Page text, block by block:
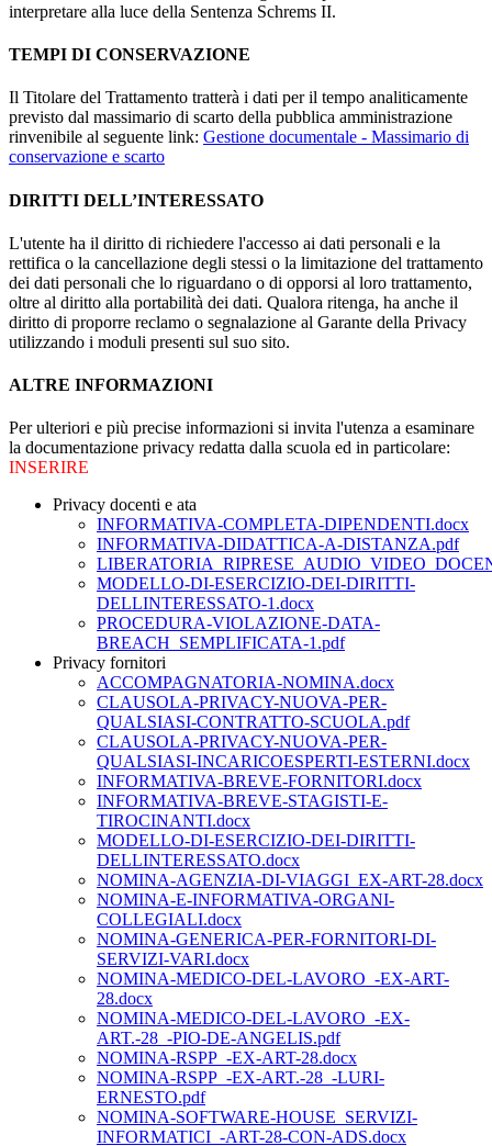
interpretare alla luce della Sentenza Schrems II.
TEMPI DI CONSERVAZIONE
Il Titolare del Trattamento tratterà i dati per il tempo analiticamente
previsto dal massimario di scarto della pubblica amministrazione
rinvenibile al seguente link: Gestione documentale - Massimario di
conservazione e scarto
DIRITTI DELL’INTERESSATO
L'utente ha il diritto di richiedere l'accesso ai dati personali e la
rettifica o la cancellazione degli stessi o la limitazione del trattamento
dei dati personali che lo riguardano o di opporsi al loro trattamento,
oltre al diritto alla portabilità dei dati. Qualora ritenga, ha anche il
diritto di proporre reclamo o segnalazione al Garante della Privacy
utilizzando i moduli presenti sul suo sito.
ALTRE INFORMAZIONI
Per ulteriori e più precise informazioni si invita l'utenza a esaminare
la documentazione privacy redatta dalla scuola ed in particolare:
INSERIRE
Privacy docenti e ata
INFORMATIVA-COMPLETA-DIPENDENTI.docx
INFORMATIVA-DIDATTICA-A-DISTANZA.pdf
MODELLO-DI-ESERCIZIO-DEI-DIRITTI-
DELLINTERESSATO-1.docx
PROCEDURA-VIOLAZIONE-DATA-
BREACH_SEMPLIFICATA-1.pdf
Privacy fornitori
ACCOMPAGNATORIA-NOMINA.docx
CLAUSOLA-PRIVACY-NUOVA-PER-
QUALSIASI-CONTRATTO-SCUOLA.pdf
CLAUSOLA-PRIVACY-NUOVA-PER-
QUALSIASI-INCARICOESPERTI-ESTERNI.docx
INFORMATIVA-BREVE-FORNITORI.docx
INFORMATIVA-BREVE-STAGISTI-E-
TIROCINANTI.docx
MODELLO-DI-ESERCIZIO-DEI-DIRITTI-
DELLINTERESSATO.docx
NOMINA-AGENZIA-DI-VIAGGI_EX-ART-28.docx
NOMINA-E-INFORMATIVA-ORGANI-
COLLEGIALI.docx
NOMINA-GENERICA-PER-FORNITORI-DI-
SERVIZI-VARI.docx
NOMINA-MEDICO-DEL-LAVORO_-EX-ART-
28.docx
NOMINA-MEDICO-DEL-LAVORO_-EX-
ART.-28_-PIO-DE-ANGELIS.pdf
NOMINA-RSPP_-EX-ART-28.docx
NOMINA-RSPP_-EX-ART.-28_-LURI-
ERNESTO.pdf
NOMINA-SOFTWARE-HOUSE_SERVIZI-
INFORMATICI_-ART-28-CON-ADS.docx